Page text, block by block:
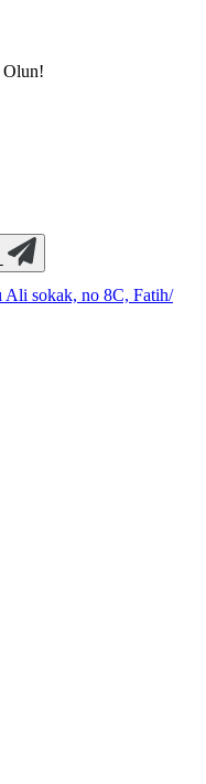
Olun!
Ali sokak, no 8C, Fatih/